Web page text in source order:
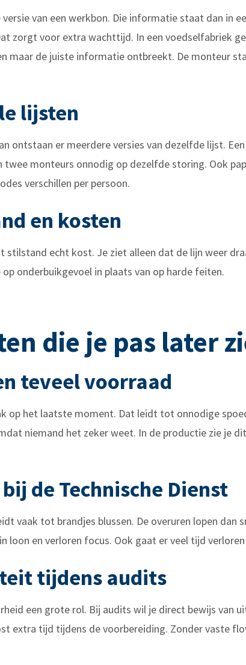
van een werkbon. Die informatie staat dan in
zorgt voor extra wachttijd. In een voedselfabriek
maar de juiste informatie ontbreekt. De monteur
lijsten
ontstaan er meerdere versies van dezelfde lijst.
twee monteurs onnodig op dezelfde storing. Ook
verschillen per persoon.
en kosten
echt kost. Je ziet alleen dat de lijn weer
onderbuikgevoel in plaats van op harde feiten.
die je pas later
teveel voorraad
op het laatste moment. Dat leidt tot onnodige
niemand het zeker weet. In de productie zie je
de Technische Dienst
vaak tot brandjes blussen. De overuren lopen dan
en verloren focus. Ook gaat er veel tijd
tijdens audits
een grote rol. Bij audits wil je direct bewijs van
extra tijd tijdens de voorbereiding. Zonder vaste